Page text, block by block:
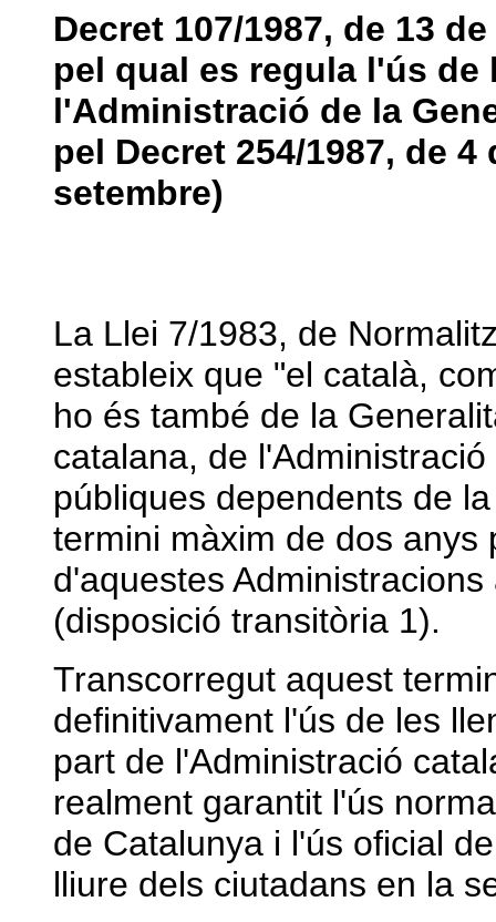
Decret 107/1987, de 13
pel qual es regula l'ús
l'Administració de la
pel Decret 254/1987, de
setembre)
La Llei 7/1983, de
estableix que "el català,
ho és també de la
catalana, de
públiques dependents de
termini màxim de dos anys
d'aquestes
(disposició transitòria 1).
Transcorregut aquest
definitivament l'ús de les
part de l'Administració
realment garantit l'ús
de Catalunya i l'ús oficial
lliure dels ciutadans en la